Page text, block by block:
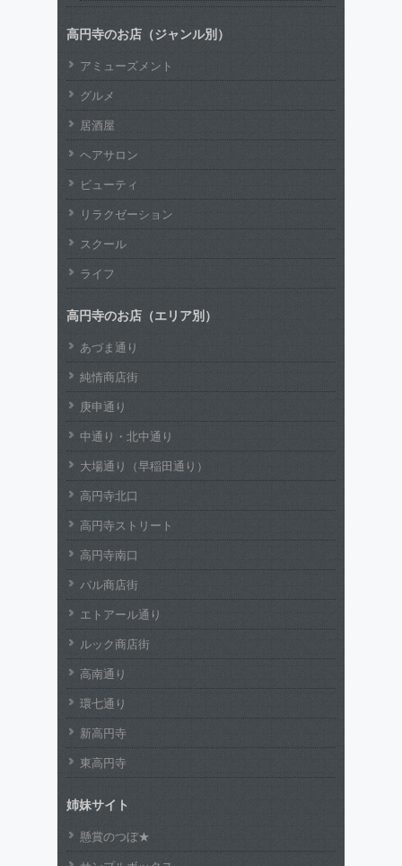
高円寺のお店（ジャンル別）
アミューズメント
グルメ
居酒屋
ヘアサロン
ビューティ
リラクゼーション
スクール
ライフ
高円寺のお店（エリア別）
あづま通り
純情商店街
庚申通り
中通り・北中通り
大場通り（早稲田通り）
高円寺北口
高円寺ストリート
高円寺南口
パル商店街
エトアール通り
ルック商店街
高南通り
環七通り
新高円寺
東高円寺
姉妹サイト
懸賞のつぼ★